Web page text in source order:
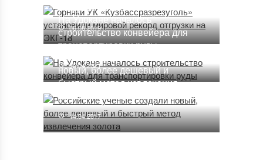
отгрузки на ЭКГ-18
06.08.2019
На Удокане началось
строительство конвейера для
транспортировки руды
05.04.2021
Российские ученые создали
новый, более дешевый и
быстрый метод извлечения
золота
14.04.2017